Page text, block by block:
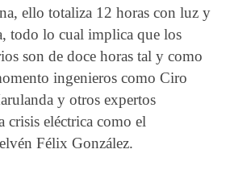
ello totaliza 12 horas con luz y
todo lo cual implica que los
son de doce horas tal y como
ingenieros como Ciro
y otros expertos
crisis eléctrica como el
Félix González.